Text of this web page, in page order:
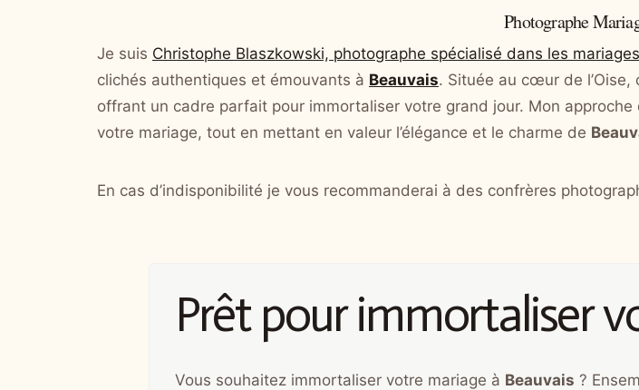
Photographe
Je suis Christophe Blaszkowski, photographe spécialisé dans les mariages
clichés authentiques et émouvants à Beauvais. Située au cœur de
offrant un cadre parfait pour immortaliser votre grand jour. Mon
votre mariage, tout en mettant en valeur l’élégance et le charme de
En cas d’indisponibilité je vous recommanderai à des confrères
Prêt pour immortaliser
Vous souhaitez immortaliser votre mariage à Beauvais ?